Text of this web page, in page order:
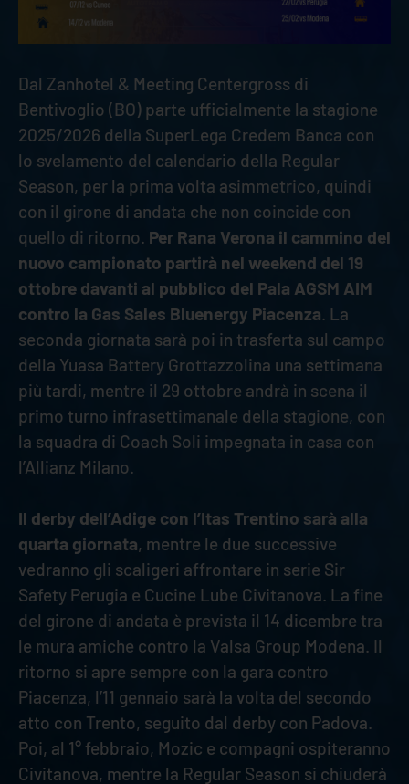
Dal Zanhotel & Meeting Centergross di
Bentivoglio (BO) parte ufficialmente la stagione
2025/2026 della SuperLega Credem Banca con
lo svelamento del calendario della Regular
Season, per la prima volta asimmetrico, quindi
con il girone di andata che non coincide con
quello di ritorno. Per Rana Verona il cammino del
nuovo campionato partirà nel weekend del 19
ottobre davanti al pubblico del Pala AGSM AIM
contro la Gas Sales Bluenergy Piacenza. La
seconda giornata sarà poi in trasferta sul campo
della Yuasa Battery Grottazzolina una settimana
più tardi, mentre il 29 ottobre andrà in scena il
primo turno infrasettimanale della stagione, con
la squadra di Coach Soli impegnata in casa con
l’Allianz Milano.
Il derby dell’Adige con l’Itas Trentino sarà alla
quarta giornata, mentre le due successive
vedranno gli scaligeri affrontare in serie Sir
Safety Perugia e Cucine Lube Civitanova. La fine
del girone di andata è prevista il 14 dicembre tra
le mura amiche contro la Valsa Group Modena. Il
ritorno si apre sempre con la gara contro
Piacenza, l’11 gennaio sarà la volta del secondo
atto con Trento, seguito dal derby con Padova.
Poi, al 1° febbraio, Mozic e compagni ospiteranno
Civitanova, mentre la Regular Season si chiuderà